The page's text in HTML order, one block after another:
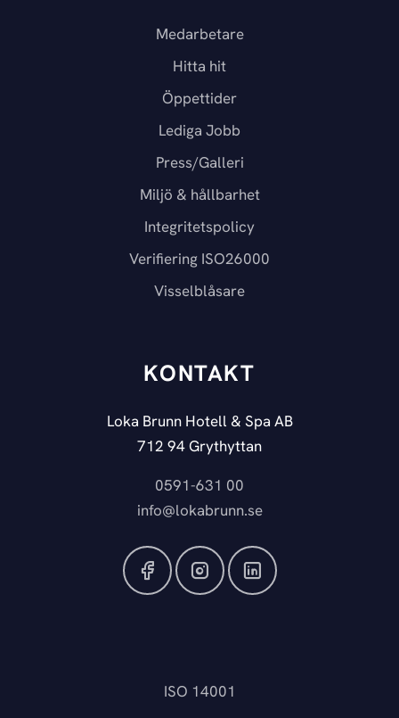
Medarbetare
Hitta hit
Öppettider
Lediga Jobb
Press/Galleri
Miljö & hållbarhet
Integritetspolicy
Verifiering ISO26000
Visselblåsare
KONTAKT
Loka Brunn Hotell & Spa AB
712 94 Grythyttan
0591-631 00
info@lokabrunn.se
ISO 14001